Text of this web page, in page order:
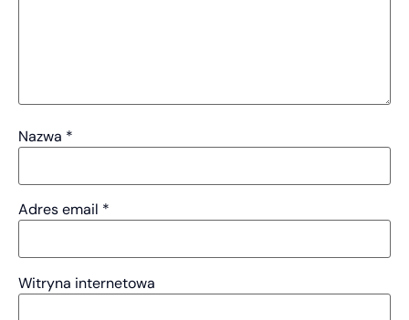
Nazwa *
Adres email *
Witryna internetowa